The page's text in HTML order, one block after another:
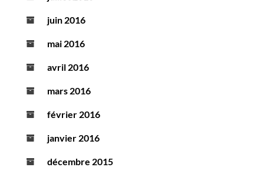
juin 2016
mai 2016
avril 2016
mars 2016
février 2016
janvier 2016
décembre 2015